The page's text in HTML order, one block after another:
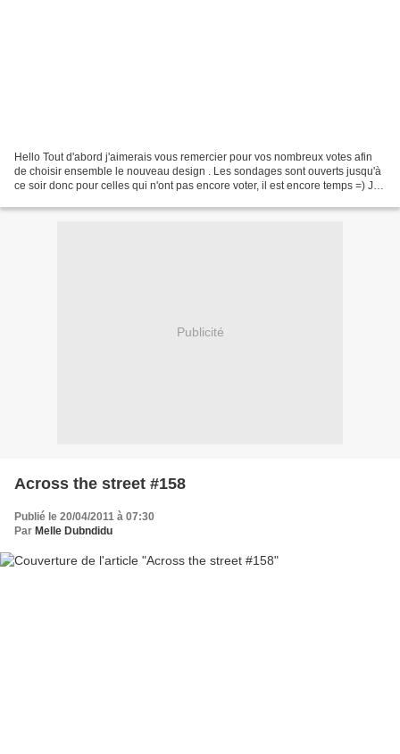
Hello Tout d'abord j'aimerais vous remercier pour vos nombreux votes afin
de choisir ensemble le nouveau design . Les sondages sont ouverts jusqu'à
ce soir donc pour celles qui n'ont pas encore voter, il est encore temps =) Je
Publicité
Across the street #158
Publié le 20/04/2011 à 07:30
Par Melle Dubndidu